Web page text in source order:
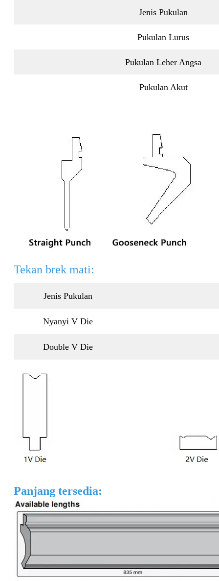
Jenis Pukulan
Pukulan Lurus
Pukulan Leher Angsa
Pukulan Akut
Tekan brek mati:
Jenis Pukulan
Nyanyi V Die
Double V Die
Panjang tersedia: